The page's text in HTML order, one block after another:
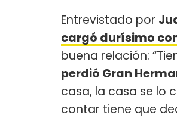
Entrevistado por
cargó durísimo
buena relación:
perdió Gran
casa, la casa se lo
contar tiene que